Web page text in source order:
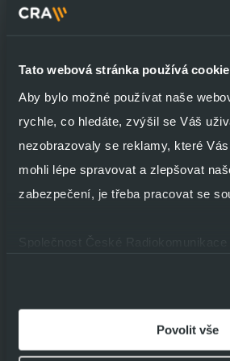
Tato webová stránka používá
Aby bylo možné používat naše
rychle, co hledáte, zvýšil se Váš
nezobrazovaly se reklamy, které
mohli lépe spravovat a zlepšovat
zabezpečení, je třeba pracovat se
používají soubory cookies k
k nim v souvislosti s poskytováním,
zdokonalováním svých služeb a
Povolit vše
Systém volitelných zaměstnaneckých
týdnů dovolené a k tomu 5 dnů
Stravenkový paušál v hodnotě 123
Samozřejmostí je notebook, mobil a
potřebujete k práci
Volnočasový park Ladronka v
Pohodlné parkování přímo v areálu